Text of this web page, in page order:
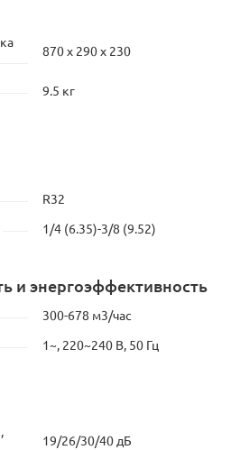
870 х 290 х 230
9.5 кг
R32
1/4 (6.35)-3/8 (9.52)
и энергоэффективность
300-678 м3/час
1~, 220~240 В, 50 Гц
19/26/30/40 дБ